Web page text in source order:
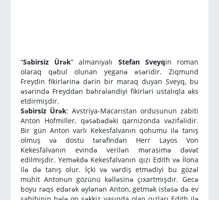
“Səbirsiz Ürək” almaniyalı Stefan Sveyqin roman
olaraq qəbul olunan yeganə əsəridir. Ziqmund
Freydin fikirlərinə dərin bir maraq duyan Sveyq, bu
əsərində Freyddən bəhrələndiyi fikirləri ustalıqla əks
etdirmişdir.
Səbirsiz Ürək: Avstriya-Macarıstan ordusunun zabiti
Anton Hofmiller, qəsəbədəki qarnizonda vəzifəlidir.
Bir gün Anton varlı Kekesfalvanın qohumu ilə tanış
olmuş və dostu tərəfindən Herr Layos Von
Kekesfalvanın evində verilən mərasimə dəvət
edilmişdir. Yeməkdə Kekesfalvanın qızı Edith və İlona
ilə də tanış olur. İçki və vərdiş etmədiyi bu gözəl
mühit Antonun gözünü kəlləsinə çıxartmışdır. Gecə
boyu rəqs edərək əylənən Anton, getmək istəsə də ev